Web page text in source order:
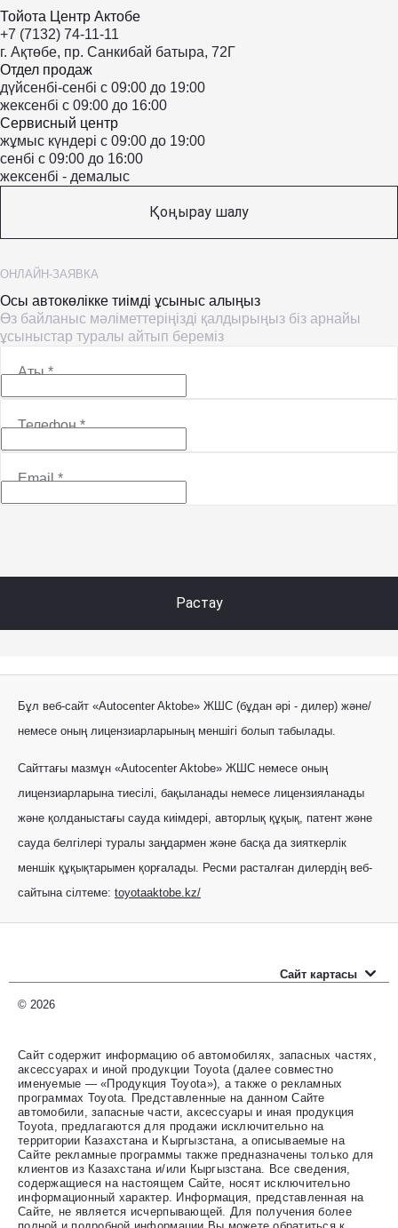
Тойота Центр Актобе
+7 (7132) 74-11-11
г. Ақтөбе, пр. Санкибай батыра, 72Г
Отдел продаж
дүйсенбі-сенбі с 09:00 до 19:00
жексенбі с 09:00 до 16:00
Сервисный центр
жұмыс күндері с 09:00 до 19:00
сенбі с 09:00 до 16:00
жексенбі - демалыс
Қоңырау шалу
ОНЛАЙН-ЗАЯВКА
Осы автокөлікке тиімді ұсыныс алыңыз
Өз байланыс мәліметтеріңізді қалдырыңыз біз арнайы
ұсыныстар туралы айтып береміз
Аты*
Телефон*
Email*
Растау
Бұл веб-сайт «Autocenter Aktobe» ЖШС (бұдан әрі - дилер) және/
немесе оның лицензиарларының меншігі болып табылады.
Сайттағы мазмұн «Autocenter Aktobe» ЖШС немесе оның
лицензиарларына тиесілі, бақыланады немесе лицензияланады
және қолданыстағы сауда киімдері, авторлық құқық, патент және
сауда белгілері туралы заңдармен және басқа да зияткерлік
меншік құқықтарымен қорғалады. Ресми расталған дилердің веб-
сайтына сілтеме: toyotaaktobe.kz/
Сайт картасы
Новые автомобили
Автомобили с пробегом
Оценить свой авто
Специальные предложения
Контакты
© 2026
Сайт содержит информацию об автомобилях, запасных частях,
аксессуарах и иной продукции Toyota (далее совместно
именуемые — «Продукция Toyota»), а также о рекламных
программах Toyota. Представленные на данном Сайте
автомобили, запасные части, аксессуары и иная продукция
Toyota, предлагаются для продажи исключительно на
территории Казахстана и Кыргызстана, а описываемые на
Сайте рекламные программы также предназначены только для
клиентов из Казахстана и/или Кыргызстана. Все сведения,
содержащиеся на настоящем Сайте, носят исключительно
информационный характер. Информация, представленная на
Сайте, не является исчерпывающей. Для получения более